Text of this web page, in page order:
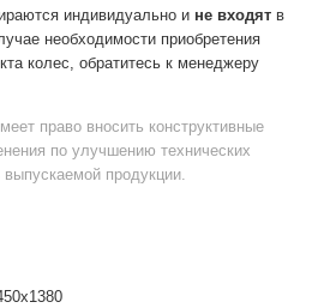
индивидуально и не входят в
необходимости приобретения
колес, обратитесь к менеджеру
право вносить конструктивные
по улучшению технических
выпускаемой продукции.